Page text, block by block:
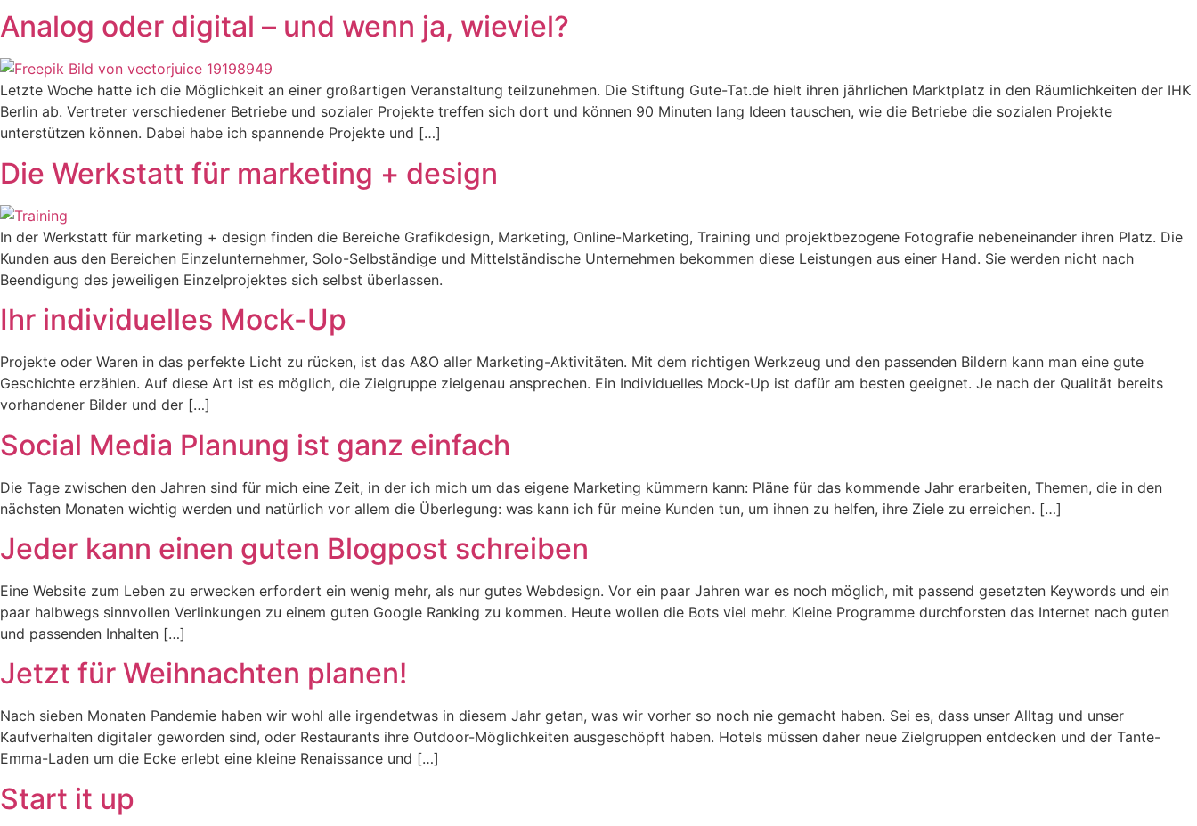
Analog oder digital – und wenn ja, wieviel?
Letzte Woche hatte ich die Möglichkeit an einer großartigen Veranstaltung teilzunehmen. Die Stiftung Gute-Tat.de hielt ihren jährlichen Marktplatz in den Räumlichkeiten der IHK
Berlin ab. Vertreter verschiedener Betriebe und sozialer Projekte treffen sich dort und können 90 Minuten lang Ideen tauschen, wie die Betriebe die sozialen Projekte
unterstützen können. Dabei habe ich spannende Projekte und […]
Die Werkstatt für marketing + design
In der Werkstatt für marketing + design finden die Bereiche Grafikdesign, Marketing, Online-Marketing, Training und projektbezogene Fotografie nebeneinander ihren Platz. Die
Kunden aus den Bereichen Einzelunternehmer, Solo-Selbständige und Mittelständische Unternehmen bekommen diese Leistungen aus einer Hand. Sie werden nicht nach
Beendigung des jeweiligen Einzelprojektes sich selbst überlassen.
Ihr individuelles Mock-Up
Projekte oder Waren in das perfekte Licht zu rücken, ist das A&O aller Marketing-Aktivitäten. Mit dem richtigen Werkzeug und den passenden Bildern kann man eine gute
Geschichte erzählen. Auf diese Art ist es möglich, die Zielgruppe zielgenau ansprechen. Ein Individuelles Mock-Up ist dafür am besten geeignet. Je nach der Qualität bereits
vorhandener Bilder und der […]
Social Media Planung ist ganz einfach
Die Tage zwischen den Jahren sind für mich eine Zeit, in der ich mich um das eigene Marketing kümmern kann: Pläne für das kommende Jahr erarbeiten, Themen, die in den
nächsten Monaten wichtig werden und natürlich vor allem die Überlegung: was kann ich für meine Kunden tun, um ihnen zu helfen, ihre Ziele zu erreichen. […]
Jeder kann einen guten Blogpost schreiben
Eine Website zum Leben zu erwecken erfordert ein wenig mehr, als nur gutes Webdesign. Vor ein paar Jahren war es noch möglich, mit passend gesetzten Keywords und ein
paar halbwegs sinnvollen Verlinkungen zu einem guten Google Ranking zu kommen. Heute wollen die Bots viel mehr. Kleine Programme durchforsten das Internet nach guten
und passenden Inhalten […]
Jetzt für Weihnachten planen!
Nach sieben Monaten Pandemie haben wir wohl alle irgendetwas in diesem Jahr getan, was wir vorher so noch nie gemacht haben. Sei es, dass unser Alltag und unser
Kaufverhalten digitaler geworden sind, oder Restaurants ihre Outdoor-Möglichkeiten ausgeschöpft haben. Hotels müssen daher neue Zielgruppen entdecken und der Tante-
Emma-Laden um die Ecke erlebt eine kleine Renaissance und […]
Start it up